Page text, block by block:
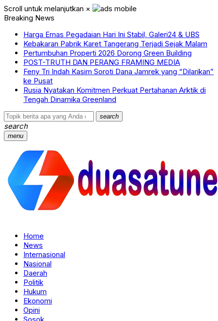
Scroll untuk melanjutkan ×
Breaking News
Harga Emas Pegadaian Hari Ini Stabil, Galeri24 & UBS
Kebakaran Pabrik Karet Tangerang Terjadi Sejak Malam
Pertumbuhan Properti 2026 Dorong Green Building
POST-TRUTH DAN PERANG FRAMING MEDIA
Feny Tri Indah Kasim Soroti Dana Jamrek yang “Dilarikan”
ke Pusat
Rusia Nyatakan Komitmen Perkuat Pertahanan Arktik di
Tengah Dinamika Greenland
search
search
menu
Home
News
Internasional
Nasional
Daerah
Politik
Hukum
Ekonomi
Opini